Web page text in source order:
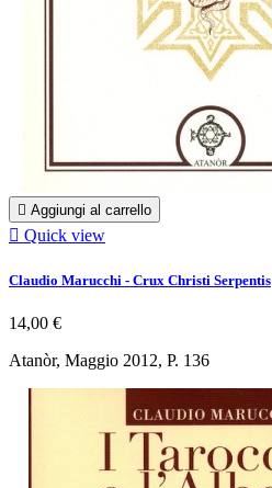
 Aggiungi al carrello
 Quick view
Claudio Marucchi - Crux Christi Serpentis
14,00 €
Atanòr, Maggio 2012, P. 136